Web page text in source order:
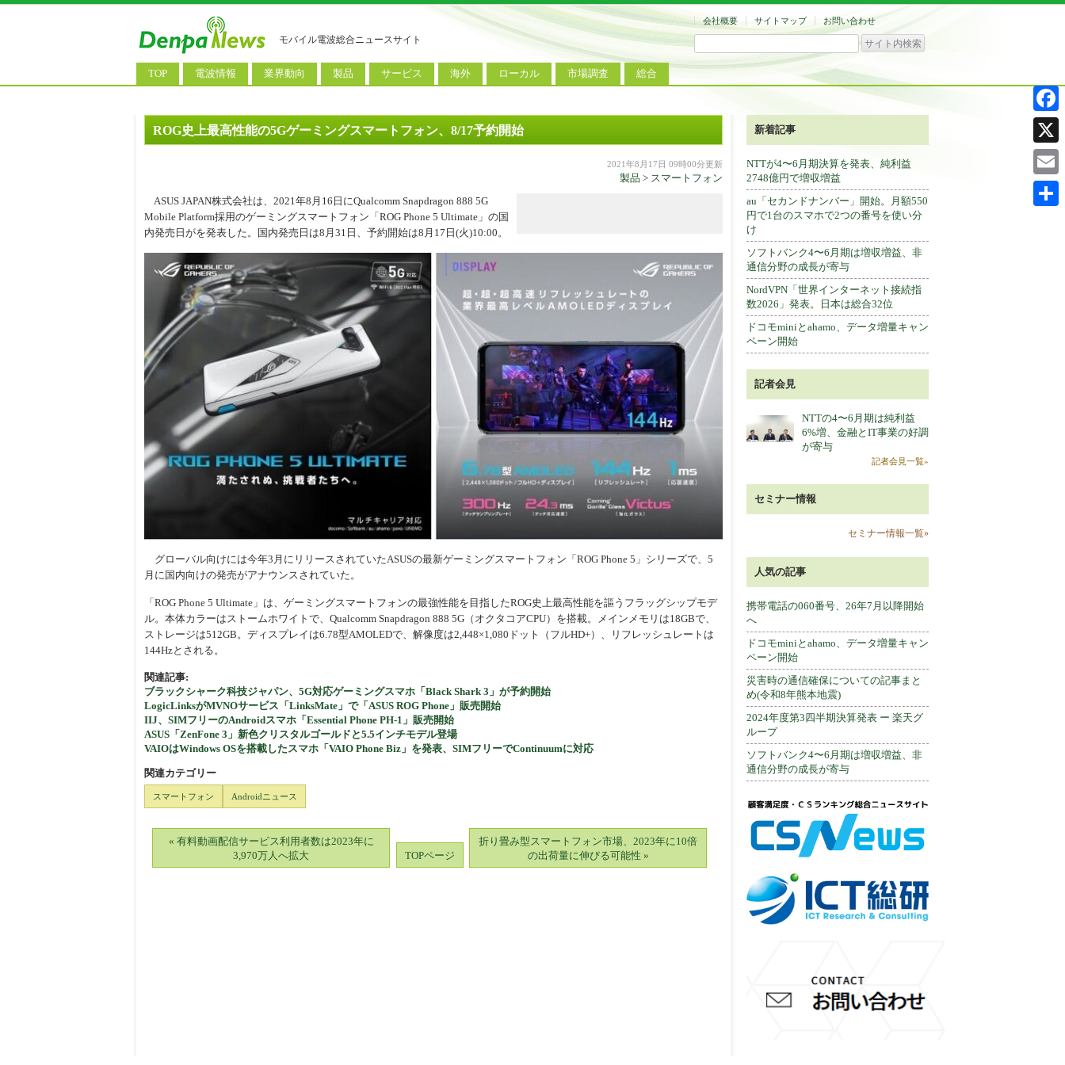
モバイル電波総合ニュースサイト
会社概要 サイトマップ お問い合わせ
TOP 電波情報
基地局ニュース
業界動向
決算情報
料金改定
製品
スマートフォン
SIM
IoT/M2M
Wi-Fiルーター
ウェアラブル端末
パソコン
ロボット
周辺機器
サービス
アプリ
料金プラン
電力小売
海外
Androidニュース
インバウンド
現地サービス
ローカル
地方展示会
市場調査 総合
ROG史上最高性能の5Gゲーミングスマートフォン、8/17予約開始
2021年8月17日 09時00分更新
製品 > スマートフォン
ASUS JAPAN株式会社は、2021年8月16日にQualcomm Snapdragon 888 5G
Mobile Platform採用のゲーミングスマートフォン「ROG Phone 5 Ultimate」の国
内発売日がを発表した。国内発売日は8月31日、予約開始は8月17日(火)10:00。
グローバル向けには今年3月にリリースされていたASUSの最新ゲーミングスマートフォン「ROG Phone 5」シリーズで、5
月に国内向けの発売がアナウンスされていた。
「ROG Phone 5 Ultimate」は、ゲーミングスマートフォンの最強性能を目指したROG史上最高性能を謳うフラッグシップモデ
ル。本体カラーはストームホワイトで、Qualcomm Snapdragon 888 5G（オクタコアCPU）を搭載。メインメモリは18GBで、
ストレージは512GB。ディスプレイは6.78型AMOLEDで、解像度は2,448×1,080ドット（フルHD+）、リフレッシュレートは
144Hzとされる。
関連記事:
ブラックシャーク科技ジャパン、5G対応ゲーミングスマホ「Black Shark 3」が予約開始
LogicLinksがMVNOサービス「LinksMate」で「ASUS ROG Phone」販売開始
IIJ、SIMフリーのAndroidスマホ「Essential Phone PH-1」販売開始
ASUS「ZenFone 3」新色クリスタルゴールドと5.5インチモデル登場
VAIOはWindows OSを搭載したスマホ「VAIO Phone Biz」を発表、SIMフリーでContinuumに対応
関連カテゴリー
スマートフォン Androidニュース
« 有料動画配信サービス利用者数は2023年に
3,970万人へ拡大
TOPページ
折り畳み型スマートフォン市場、2023年に10倍
の出荷量に伸びる可能性 »
新着記事
NTTが4〜6月期決算を発表、純利益
2748億円で増収増益
au「セカンドナンバー」開始。月額550
円で1台のスマホで2つの番号を使い分
け
ソフトバンク4〜6月期は増収増益、非
通信分野の成長が寄与
NordVPN「世界インターネット接続指
数2026」発表。日本は総合32位
ドコモminiとahamo、データ増量キャン
ペーン開始
記者会見
NTTの4〜6月期は純利益
6%増、金融とIT事業の好調
が寄与
記者会見一覧»
セミナー情報
セミナー情報一覧»
人気の記事
携帯電話の060番号、26年7月以降開始
へ
ドコモminiとahamo、データ増量キャン
ペーン開始
災害時の通信確保についての記事まと
め(令和8年熊本地震)
2024年度第3四半期決算発表 ー 楽天グ
ループ
ソフトバンク4〜6月期は増収増益、非
通信分野の成長が寄与
X
Email